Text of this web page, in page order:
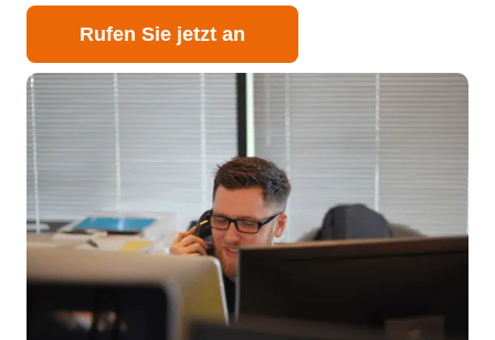
Rufen Sie jetzt an